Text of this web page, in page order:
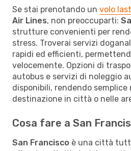
Se stai prenotando un volo
Air Lines, non preoccuparti:
strutture convenienti per
stress. Troverai servizi
rapidi ed efficienti,
velocemente. Opzioni di
autobus e servizi di noleggio
disponibili, rendendo
destinazione in città o nelle
Cosa fare a San
San Francisco è una città